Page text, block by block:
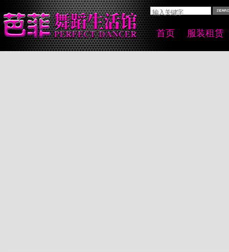
首页 服装租赁